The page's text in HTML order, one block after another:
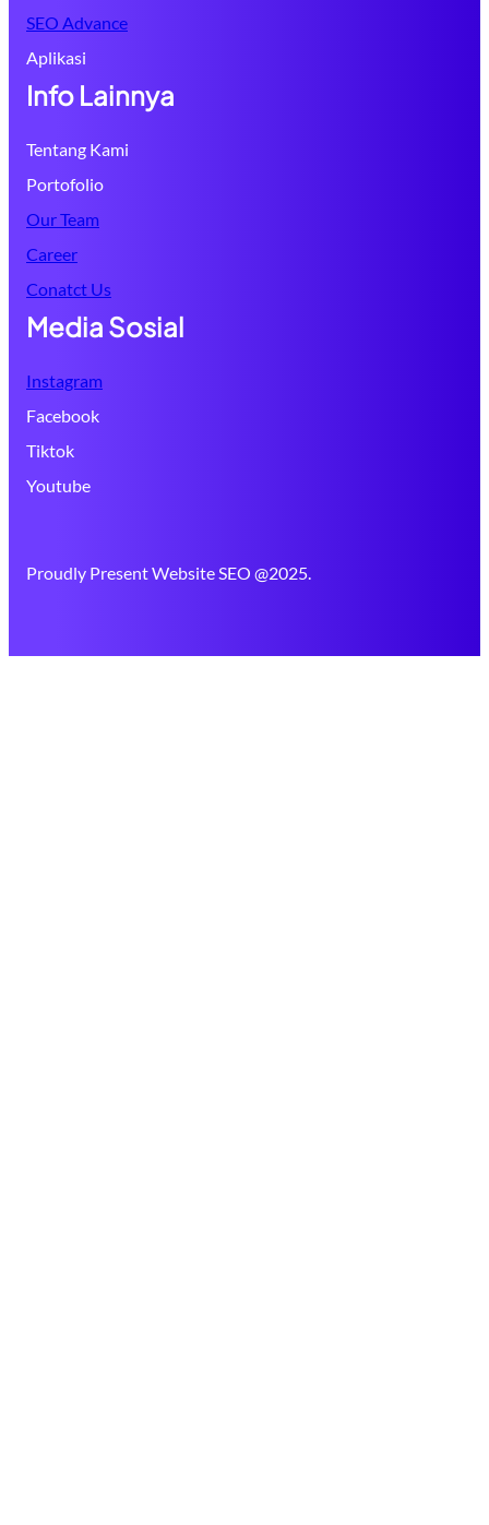
SEO Advance
Aplikasi
Info Lainnya
Tentang Kami
Portofolio
Our Team
Career
Conatct Us
Media Sosial
Instagram
Facebook
Tiktok
Youtube
Proudly Present Website SEO @2025.